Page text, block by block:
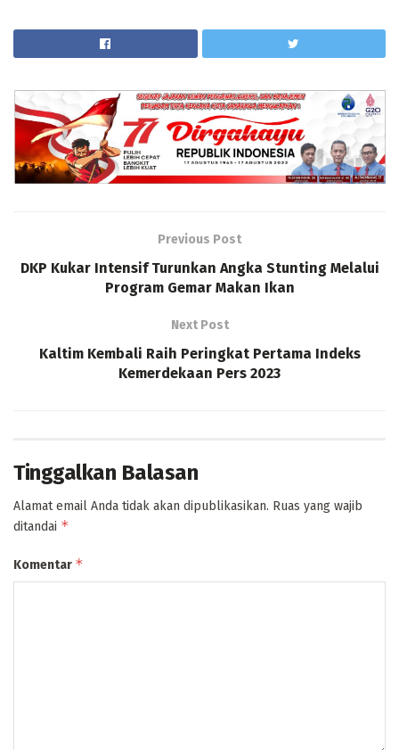
Previous Post
DKP Kukar Intensif Turunkan Angka Stunting Melalui
Program Gemar Makan Ikan
Next Post
Kaltim Kembali Raih Peringkat Pertama Indeks
Kemerdekaan Pers 2023
Tinggalkan Balasan
Alamat email Anda tidak akan dipublikasikan. Ruas yang wajib
ditandai *
Komentar *